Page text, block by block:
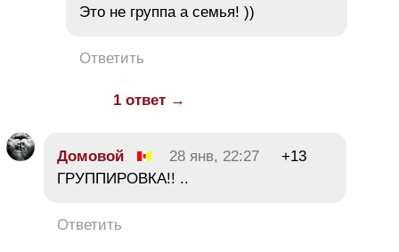
Это не группа а семья! ))
Ответить
1 ответ →
Домовой 28 янв, 22:27
+13
ГРУППИРОВКА!! ..
Ответить